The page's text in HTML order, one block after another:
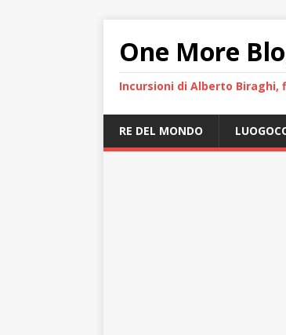
One More
Incursioni di Alberto Biraghi,
RE DEL MONDO